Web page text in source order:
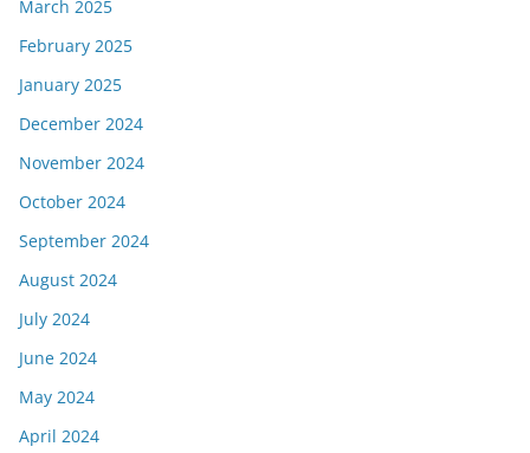
March 2025
February 2025
January 2025
December 2024
November 2024
October 2024
September 2024
August 2024
July 2024
June 2024
May 2024
April 2024